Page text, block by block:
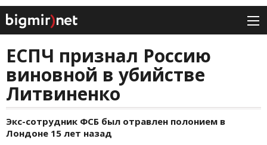
ЕСПЧ признал Россию
виновной в убийстве
Литвиненко
Экс-сотрудник ФСБ был отравлен полонием в
Лондоне 15 лет назад